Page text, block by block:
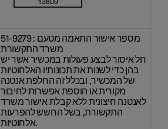
51-9279 : מספר אישור התאמה מטעם
משרד התקשורת
חל איסור לבצע פעולות במכשיר אשר יש
בהן כדי לשנות את תכונותיו האלחוטיות
של המכשיר, ובכלל זה החלפת אנטנה
מקורית או הוספת אפשרות לחיבור
לאנטנה חיצונית ללא קבלת אישור משרד
התקשורת, בשל החשש להפרעות
אלחוטיות.